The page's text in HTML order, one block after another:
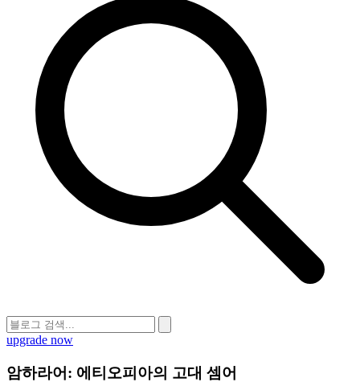
upgrade now
암하라어: 에티오피아의 고대 셈어